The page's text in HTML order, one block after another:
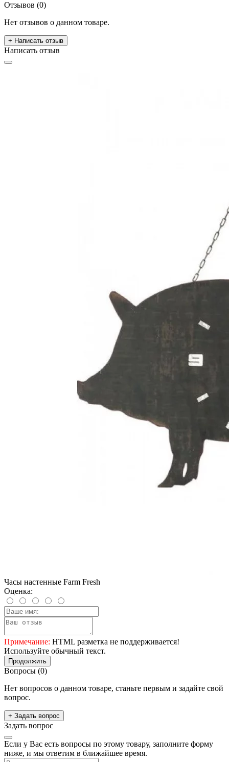
Отзывов (0)
Нет отзывов о данном товаре.
+ Написать отзыв
Написать отзыв
Часы настенные Farm Fresh
Оценка:
Примечание: HTML разметка не поддерживается!
Используйте обычный текст.
Продолжить
Вопросы (0)
Нет вопросов о данном товаре, станьте первым и задайте свой
вопрос.
+ Задать вопрос
Задать вопрос
Если у Вас есть вопросы по этому товару, заполните форму
ниже, и мы ответим в ближайшее время.